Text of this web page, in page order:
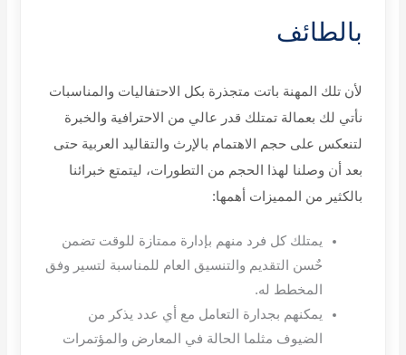
بالطائف
لأن تلك المهنة باتت متجذرة بكل الاحتفاليات والمناسبات
نأتي لك بعمالة تمتلك قدر عالي من الاحترافية والخبرة
لتنعكس على حجم الاهتمام بالإرث والتقاليد العربية حتى
بعد أن وصلنا لهذا الحجم من التطورات، ليتمتع خبرائنا
بالكثير من المميزات أهمها:
يمتلك كل فرد منهم بإدارة ممتازة للوقت تضمن
حٌسن التقديم والتنسيق العام للمناسبة لتسير وفق
المخطط له.
يمكنهم بجدارة التعامل مع أي عدد يذكر من
الضيوف مثلما الحالة في المعارض والمؤتمرات